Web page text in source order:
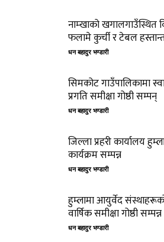
नाम्खाको खगालगाउँस्थित
फलामे कुर्ची र टेबल
धन बहादुर भण्डारी
सिमकोट गाउँपालिकामा
प्रगति समीक्षा गोष्ठी सम्पन्
धन बहादुर भण्डारी
जिल्ला प्रहरी कार्यालय
कार्यक्रम सम्पन्न
धन बहादुर भण्डारी
हुम्लामा आयुर्वेद
वार्षिक समीक्षा गोष्ठी सम्पन्न
धन बहादुर भण्डारी